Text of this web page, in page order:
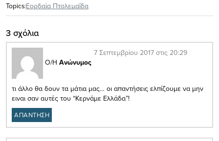
Topics:Εορδαία Πτολεμαΐδα
3 σχόλια
Ο/Η Ανώνυμος
7 Σεπτεμβρίου 2017 στις 20:29
τι άλλο θα δουν τα μάτια μας… οι απαντήσεις ελπίζουμε να μην
ειναι σαν αυτές του “Κερνάμε Ελλάδα”!
ΑΠΑΝΤΗΣΗ